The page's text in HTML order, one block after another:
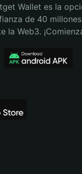
Wallet es la
de 40
la Web3.